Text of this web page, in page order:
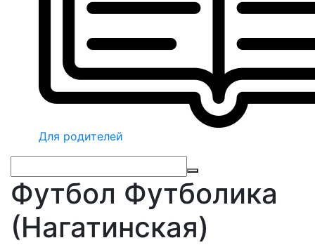
Для родителей
Футбол Футболика
(Нагатинская)